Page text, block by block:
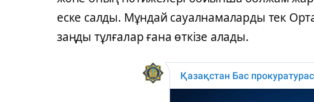
еске салды. Мұндай сауалнамаларды тек
заңды тұлғалар ғана өткізе алады.